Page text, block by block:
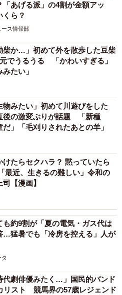
「あげる派」の4割が金額アッ
くら？
ース情報部
柴か…」初めて外を散歩した豆柴
でうるうる 「かわいすぎる」
みたい」
物みたい」初めて川遊びをした
後の激変ぶりが話題 「新種
」「毛刈りされたあとの羊」
けたらセクハラ？ 黙っていたら
最近、生きるの難しい」令和の
【漫画】
も約9割が「夏の電気・ガス代は
…猛暑でも「冷房を控える」人が
代劇俳優みたく…」国民的バンド
リスト 競馬界の57歳レジェンド